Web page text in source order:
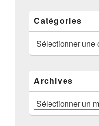
Catégories
Catégories
Archives
Archives